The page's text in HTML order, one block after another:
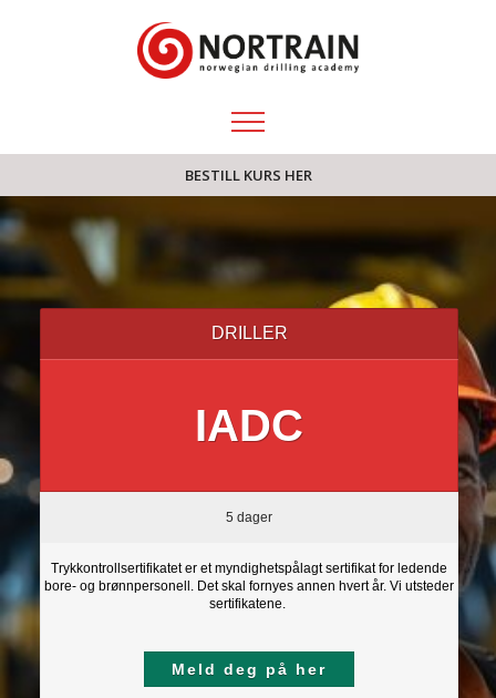
BESTILL KURS HER
DRILLER
IADC
5 dager
Trykkontrollsertifikatet er et myndighetspålagt sertifikat for ledende
bore- og brønnpersonell. Det skal fornyes annen hvert år. Vi utsteder
sertifikatene.
Meld deg på her